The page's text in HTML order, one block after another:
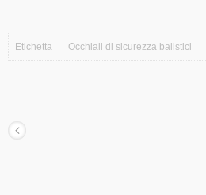
Etichetta Occhiali di sicurezza balistici